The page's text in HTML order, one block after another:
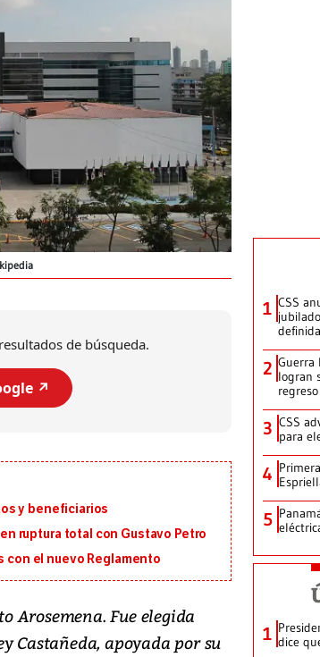
de búsqueda.
↗️
y beneficiarios
ruptura total con Gustavo Petro
con el nuevo Reglamento
Arosemena. Fue elegida
Castañeda, apoyada por su
1 CSS
2 Guerra
logran
3 CSS
para
4
5
1 dice